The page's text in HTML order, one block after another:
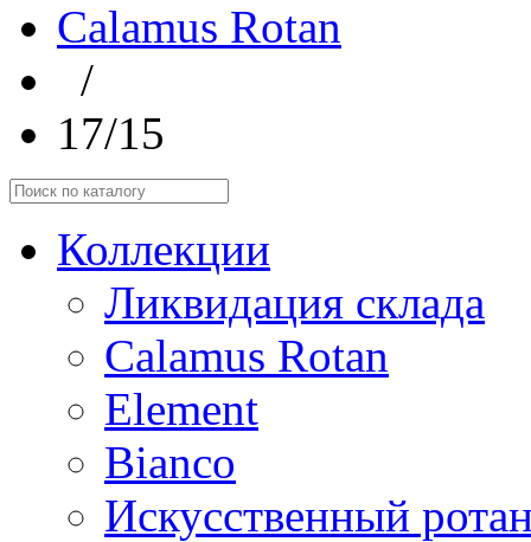
Calamus Rotan
/
17/15
Коллекции
Ликвидация склада
Calamus Rotan
Element
Bianco
Искусственный